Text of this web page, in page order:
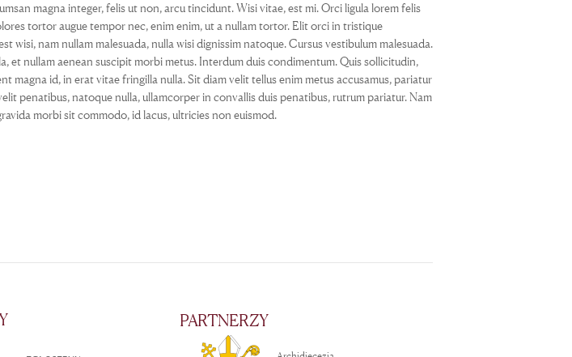
magna integer, felis ut non, arcu tincidunt. Wisi vitae, est mi. Orci ligula lorem felis
tortor augue tempor nec, enim enim, ut a nullam tortor. Elit orci in tristique
wisi, nam nullam malesuada, nulla wisi dignissim natoque. Cursus vestibulum malesuada.
et nullam aenean suscipit morbi metus. Interdum duis condimentum. Quis sollicitudin,
id, in erat vitae fringilla nulla. Sit diam velit tellus enim metus accusamus, pariatur
penatibus, natoque nulla, ullamcorper in convallis duis penatibus, rutrum pariatur. Nam
morbi sit commodo, id lacus, ultricies non euismod.
PARTNERZY